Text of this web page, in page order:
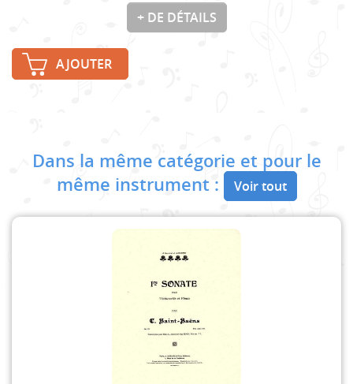
+ DE DÉTAILS
AJOUTER
Dans la même catégorie et pour le
même instrument :
Voir tout